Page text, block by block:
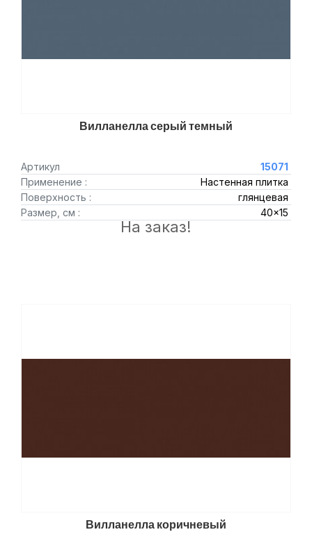
Вилланелла серый темный
Артикул
15071
Применение :
Настенная плитка
Поверхность :
глянцевая
Размер, см :
40x15
На заказ!
Вилланелла коричневый